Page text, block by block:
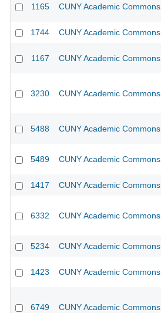
1165 CUNY Academic Commons
1744 CUNY Academic Commons
1167 CUNY Academic Commons
3230 CUNY Academic Commons
5488 CUNY Academic Commons
5489 CUNY Academic Commons
1417 CUNY Academic Commons
6332 CUNY Academic Commons
5234 CUNY Academic Commons
1423 CUNY Academic Commons
6749 CUNY Academic Commons